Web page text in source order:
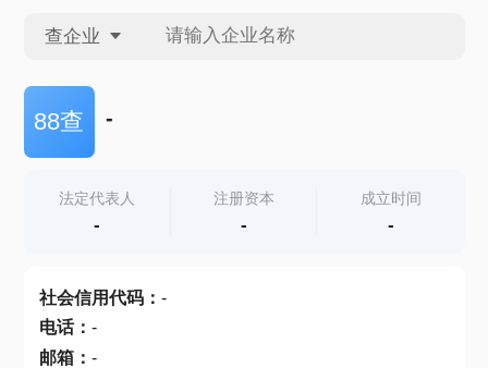
查企业
查企业
查产地
88查 -
法定代表人
-
注册资本
-
成立时间
-
社会信用代码： -
电话： -
邮箱： -